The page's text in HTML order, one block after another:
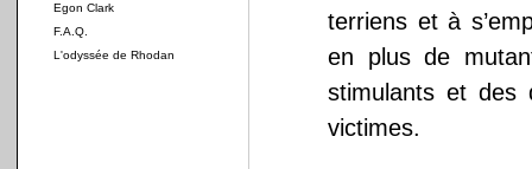
Egon Clark
F.A.Q.
L'odyssée de Rhodan
terriens et à
en plus de
stimulants et des
victimes.